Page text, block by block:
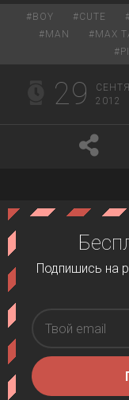
# BOY #CUTE
# MAN # MAX
#
29
2012
Подпишись на